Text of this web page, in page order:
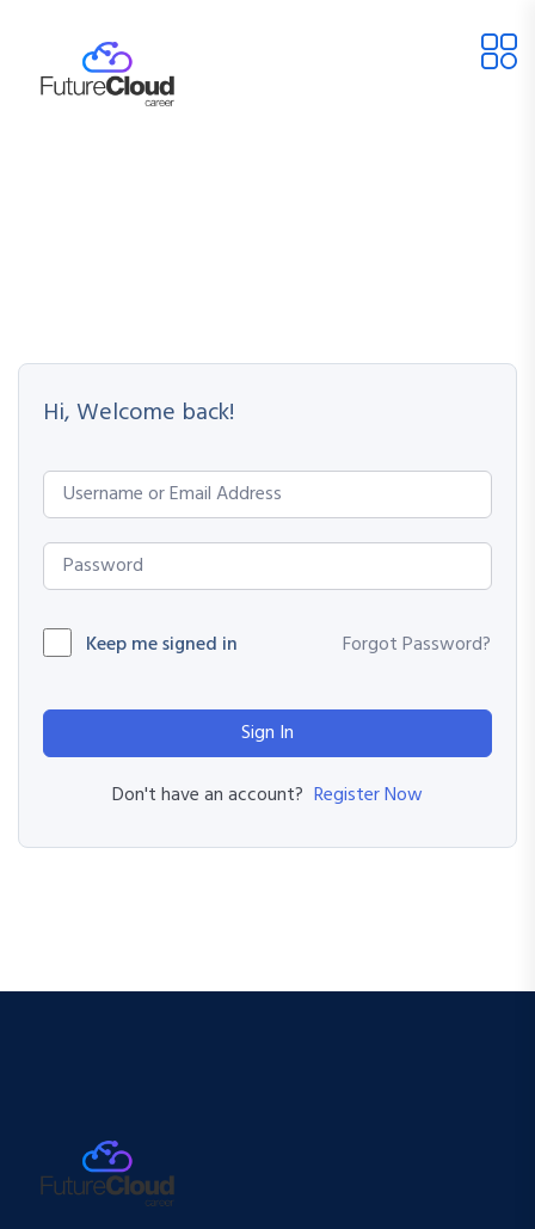
Hi, Welcome back!
Keep me signed in Forgot Password?
Sign In
Don't have an account? Register Now